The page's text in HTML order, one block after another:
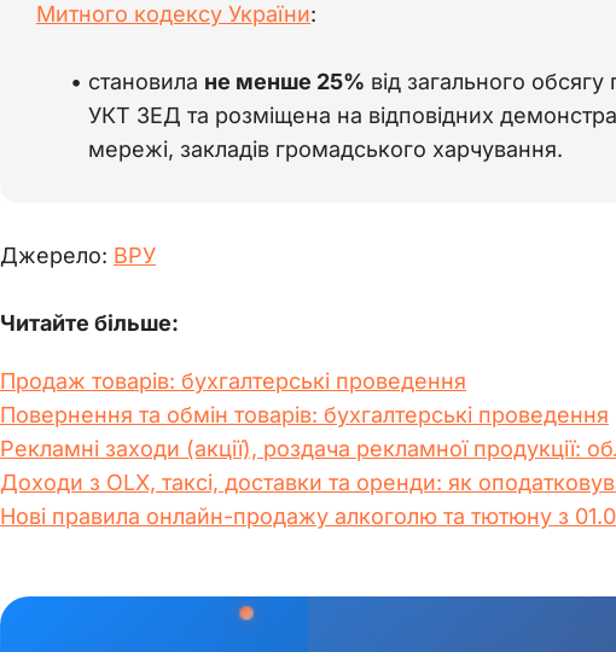
Митного кодексу України:
становила не менше 25% від загального
УКТ ЗЕД та розміщена на відповідних
мережі, закладів громадського харчування.
Джерело: ВРУ
Читайте більше:
Продаж товарів: бухгалтерські проведення
Повернення та обмін товарів: бухгалтерські проведення
Рекламні заходи (акції), роздача рекламної продукції:
Доходи з OLX, таксі, доставки та оренди: як
Нові правила онлайн-продажу алкоголю та тютюну з